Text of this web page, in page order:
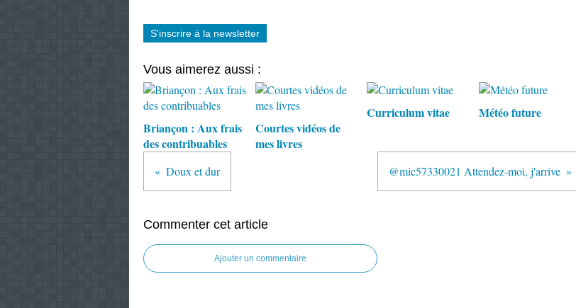
S'inscrire à la newsletter
Vous aimerez aussi :
Briançon : Aux frais
des contribuables
Courtes vidéos de
mes livres
Curriculum vitae Météo future
Doux et dur @mic57330021 Attendez-moi, j'arrive
Commenter cet article
Ajouter un commentaire